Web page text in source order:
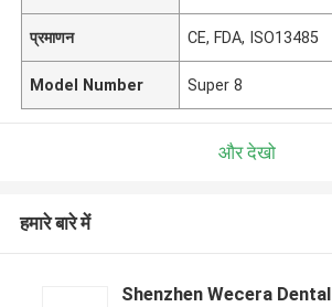
प्रमाणन CE, FDA, ISO13485
Model Number Super 8
और देखो
हमारे बारे में
Shenzhen Wecera Dental